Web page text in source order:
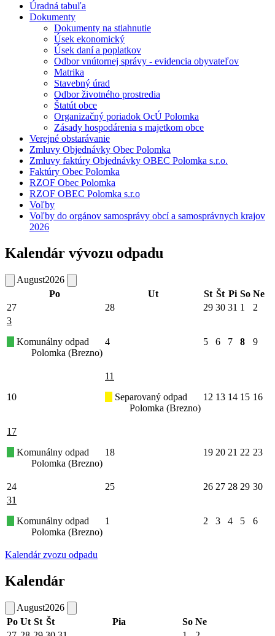
Úradná tabuľa
Dokumenty
Dokumenty na stiahnutie
Úsek ekonomický
Úsek daní a poplatkov
Odbor vnútornej správy - evidencia obyvateľov
Matrika
Stavebný úrad
Odbor životného prostredia
Štatút obce
Organizačný poriadok OcÚ Polomka
Zásady hospodárenia s majetkom obce
Verejné obstarávanie
Zmluvy Objednávky Obec Polomka
Zmluvy faktúry Objednávky OBEC Polomka s.r.o.
Faktúry Obec Polomka
RZOF Obec Polomka
RZOF OBEC Polomka s.r.o
Voľby
Voľby do orgánov samosprávy obcí a samosprávnych krajov
2026
Kalendár vývozu odpadu
August2026
Po
Ut St Št Pi So Ne
27
28 29 30 31 1
2
3
Komunálny odpad
Polomka (Brezno)
4 5 6 7 8 9
10
11
Separovaný odpad
Polomka (Brezno)
12 13 14 15 16
17
Komunálny odpad
Polomka (Brezno)
18 19 20 21 22 23
24 25 26 27 28 29 30
31
Komunálny odpad
Polomka (Brezno)
1 2 3 4 5 6
Kalendár zvozu odpadu
Kalendár
August2026
Po Ut St Št Pia So Ne